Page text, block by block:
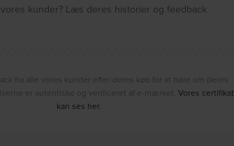
kunder? Læs deres historier og feedback
fra alle vores kunder efter deres køb for at høre om deres
er autentiske og verificeret af e-mærket. Vores certifikat
kan ses her.